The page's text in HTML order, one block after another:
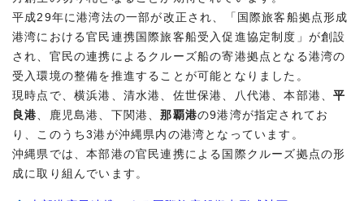
平成29年に港湾法の一部が改正され、「国際旅客船拠点形成
港湾における官民連携国際旅客船受入促進協定制度」が創設
され、官民の連携によるクルーズ船の寄港拠点となる港湾の
受入環境の整備を推進することが可能となりました。
現時点で、横浜港、清水港、佐世保港、八代港、本部港、平
良港 、鹿児島港、下関港、那覇港の9港湾が指定されてお
り、このうち3港が沖縄県内の港湾となっています。
沖縄県では、本部港の官民連携による国際クルーズ拠点の形
成に取り組んでいます。